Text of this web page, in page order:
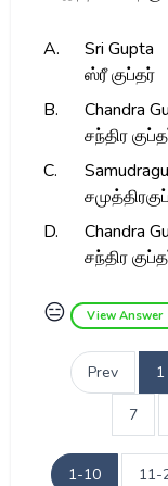
A.
Sri Gupta
ஸ்ரீ குப்தர்
B.
Chandra
சந்திர
C.
D.
Chandra
சந்திர
😑 View Answer
Prev 1
7
1-10 11-